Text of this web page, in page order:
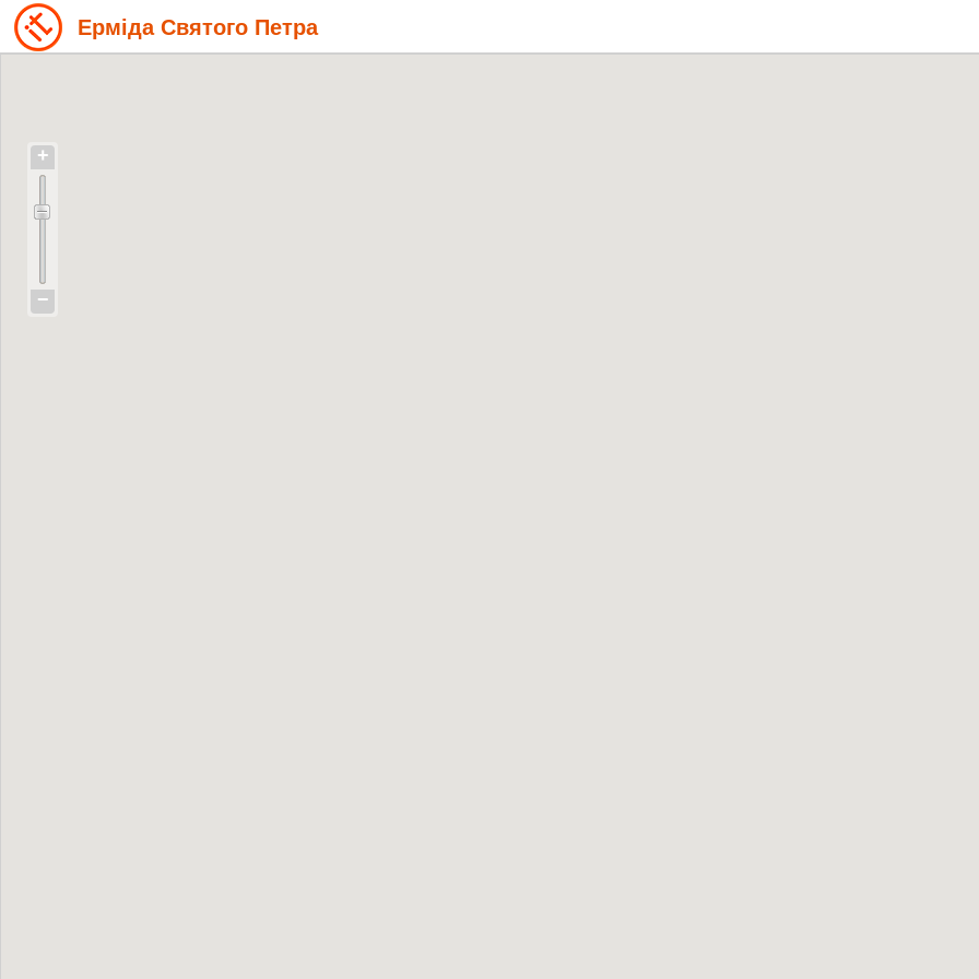
Ерміда Святого Петра
+
−